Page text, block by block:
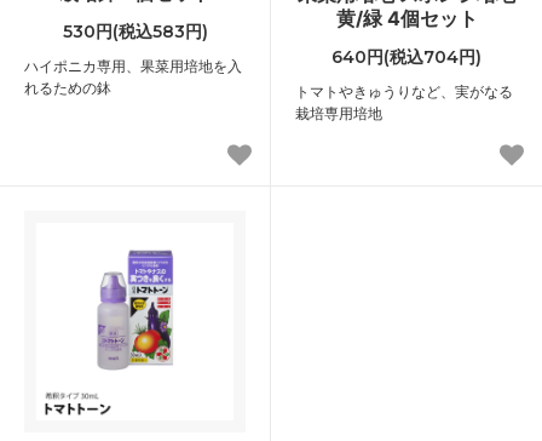
530円(税込583円)
ハイポニカ専用、果菜用培地を入
れるための鉢
黄/緑 4個セット
640円(税込704円)
トマトやきゅうりなど、実がなる
栽培専用培地